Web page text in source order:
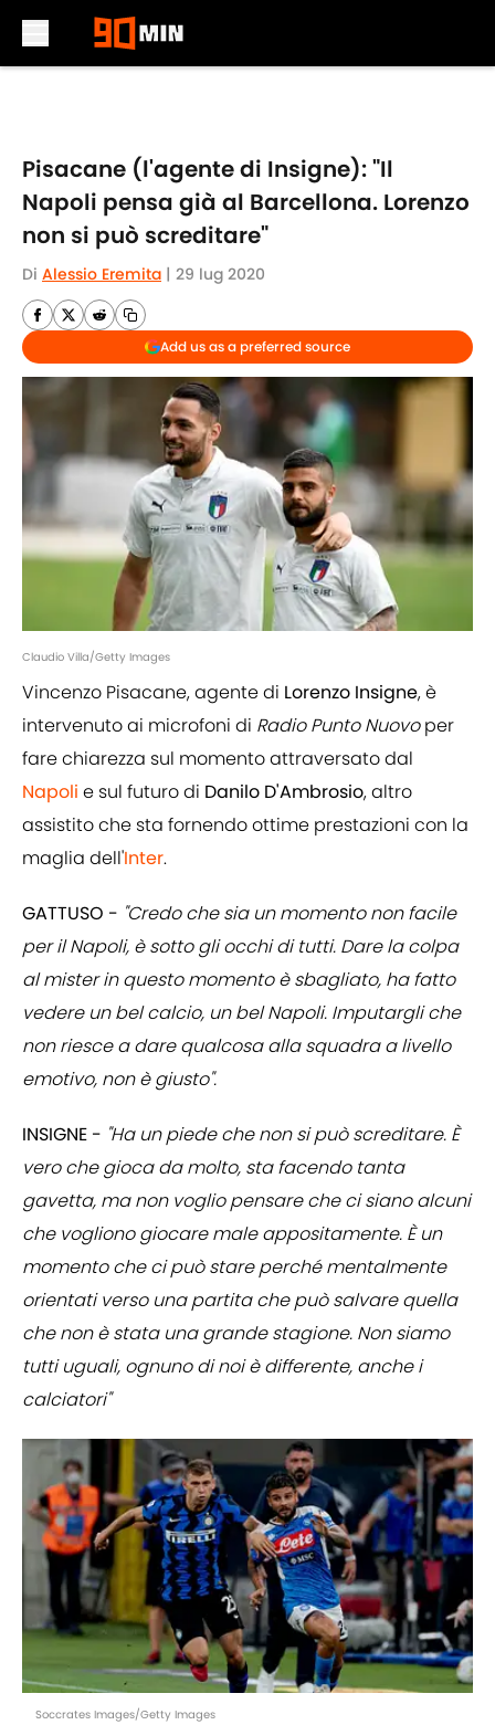
Pisacane (l'agente di Insigne): "Il
Napoli pensa già al Barcellona. Lorenzo
non si può screditare"
Di Alessio Eremita | 29 lug 2020
Add us as a preferred source
Claudio Villa/Getty Images
Vincenzo Pisacane, agente di Lorenzo Insigne, è
intervenuto ai microfoni di Radio Punto Nuovoper
fare chiarezza sul momento attraversato dal
Napoli e sul futuro di Danilo D'Ambrosio, altro
assistito che sta fornendo ottime prestazioni con la
maglia dell'Inter.
GATTUSO - "Credo che sia un momento non facile
per il Napoli, è sotto gli occhi di tutti. Dare la colpa
al mister in questo momento è sbagliato, ha fatto
vedere un bel calcio, un bel Napoli. Imputargli che
non riesce a dare qualcosa alla squadra a livello
emotivo, non è giusto".
INSIGNE - "Ha un piede che non si può screditare. È
vero che gioca da molto, sta facendo tanta
gavetta, ma non voglio pensare che ci siano alcuni
che vogliono giocare male appositamente. È un
momento che ci può stare perché mentalmente
orientati verso una partita che può salvare quella
che non è stata una grande stagione. Non siamo
tutti uguali, ognuno di noi è differente, anche i
calciatori"
Soccrates Images/Getty Images